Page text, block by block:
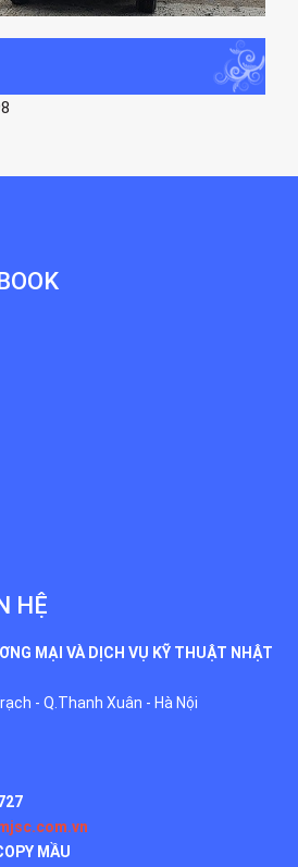
HỆ
MẠI VÀ DỊCH VỤ KỸ THUẬT NHẬT
- Q.Thanh Xuân - Hà Nội
MẦU